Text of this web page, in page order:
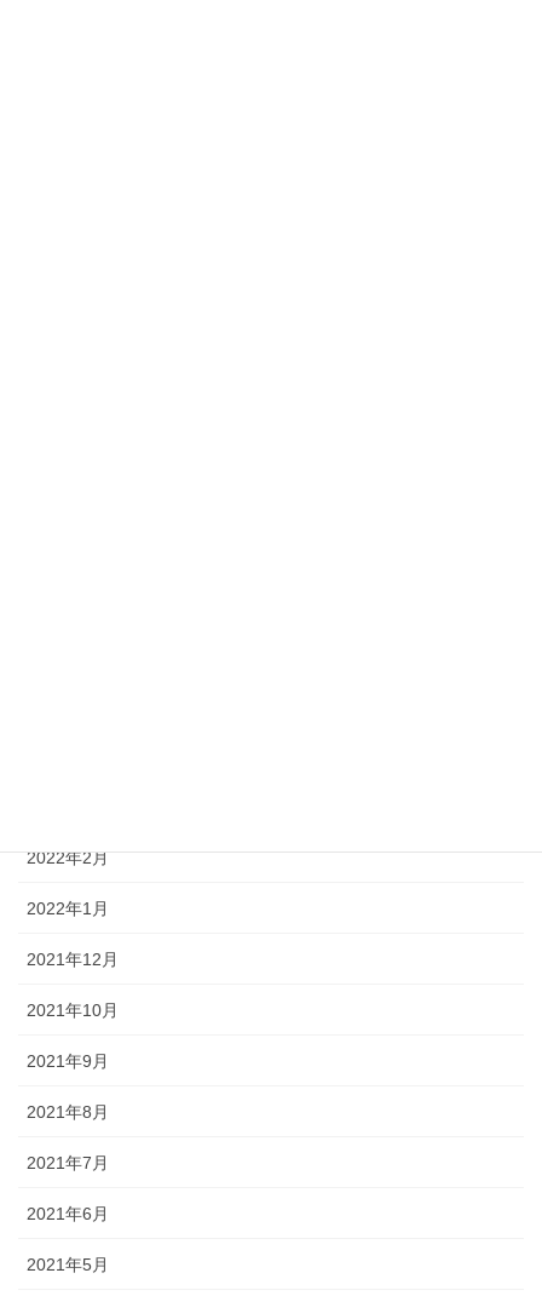
2022年2月
2022年1月
2021年12月
2021年10月
2021年9月
2021年8月
2021年7月
2021年6月
2021年5月